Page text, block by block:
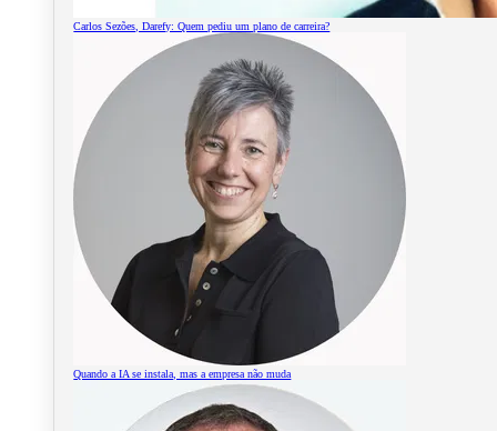
Carlos Sezões, Darefy: Quem pediu um plano de carreira?
Quando a IA se instala, mas a empresa não muda